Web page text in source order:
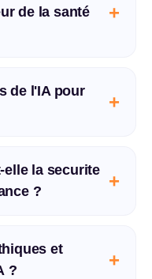
de la santé
+
de l'IA pour
+
elle la securite
?
+
et
?
+